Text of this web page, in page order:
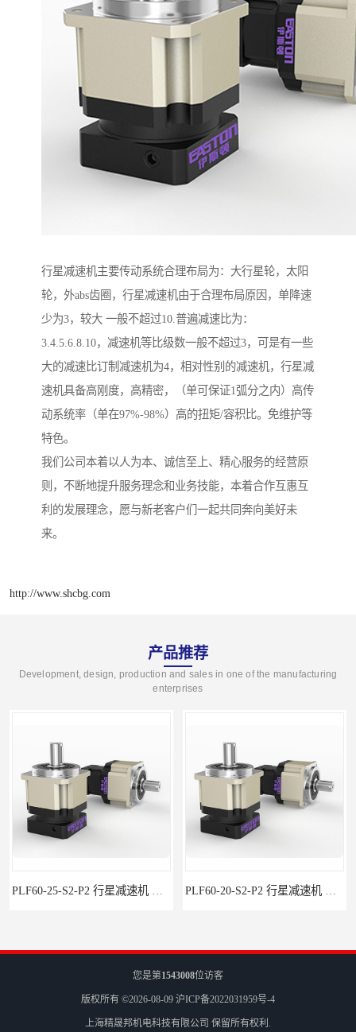
行星减速机主要传动系统合理布局为：大行星轮，太阳
轮，外abs齿圈，行星减速机由于合理布局原因，单降速
少为3，较大 一般不超过10.普遍减速比为：
3.4.5.6.8.10，减速机等比级数一般不超过3，可是有一些
大的减速比订制减速机为4，相对性别的减速机，行星减
速机具备高刚度，高精密，（单可保证1弧分之内）高传
动系统率（单在97%-98%）高的扭矩/容积比。免维护等
特色。
我们公司本着以人为本、诚信至上、精心服务的经营原
则，不断地提升服务理念和业务技能，本着合作互惠互
利的发展理念，愿与新老客户们一起共同奔向美好未
来。
http://www.shcbg.com
产品推荐
Development, design, production and sales in one of the manufacturing
enterprises
您是第1543008位访客
版权所有 ©2026-08-09 沪ICP备2022031959号-4
上海精晟邦机电科技有限公司 保留所有权利.